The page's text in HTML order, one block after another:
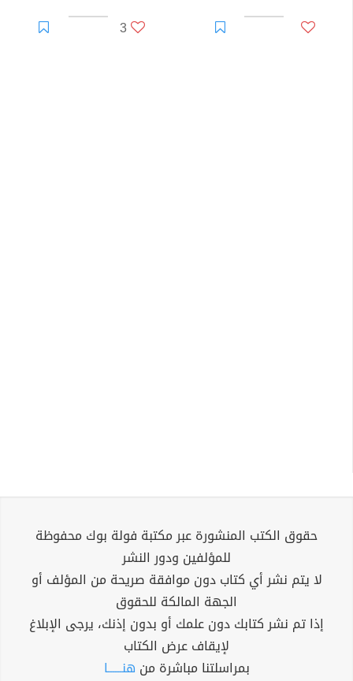
3
حقوق الكتب المنشورة عبر مكتبة فولة بوك محفوظة
للمؤلفين ودور النشر
لا يتم نشر أي كتاب دون موافقة صريحة من المؤلف أو
الجهة المالكة للحقوق
إذا تم نشر كتابك دون علمك أو بدون إذنك، يرجى الإبلاغ
لإيقاف عرض الكتاب
بمراسلتنا مباشرة من هنــــــا